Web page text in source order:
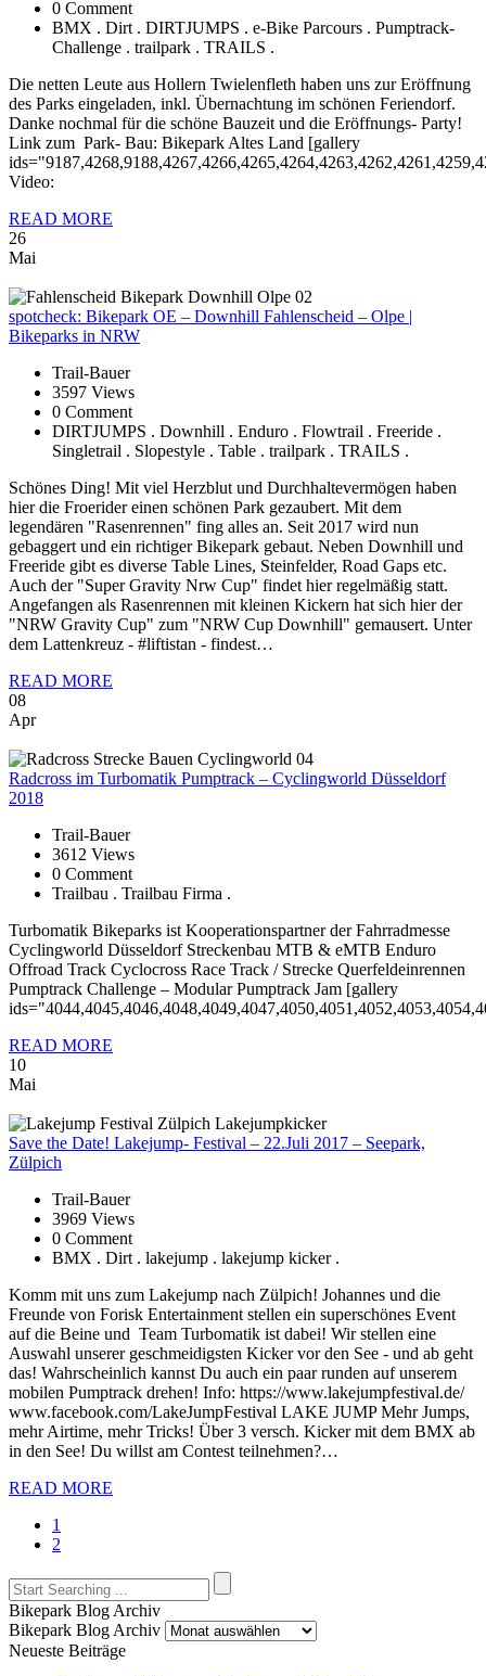
0 Comment
BMX . Dirt . DIRTJUMPS . e-Bike Parcours . Pumptrack-
Challenge . trailpark . TRAILS .
Die netten Leute aus Hollern Twielenfleth haben uns zur Eröffnung
des Parks eingeladen, inkl. Übernachtung im schönen Feriendorf.
Danke nochmal für die schöne Bauzeit und die Eröffnungs- Party!
Link zum Park- Bau: Bikepark Altes Land [gallery
Video:
READ MORE
26
Mai
spotcheck: Bikepark OE – Downhill Fahlenscheid – Olpe |
Bikeparks in NRW
Trail-Bauer
3597 Views
0 Comment
DIRTJUMPS . Downhill . Enduro . Flowtrail . Freeride .
Singletrail . Slopestyle . Table . trailpark . TRAILS .
Schönes Ding! Mit viel Herzblut und Durchhaltevermögen haben
hier die Froerider einen schönen Park gezaubert. Mit dem
legendären "Rasenrennen" fing alles an. Seit 2017 wird nun
gebaggert und ein richtiger Bikepark gebaut. Neben Downhill und
Freeride gibt es diverse Table Lines, Steinfelder, Road Gaps etc.
Auch der "Super Gravity Nrw Cup" findet hier regelmäßig statt.
Angefangen als Rasenrennen mit kleinen Kickern hat sich hier der
"NRW Gravity Cup" zum "NRW Cup Downhill" gemausert. Unter
dem Lattenkreuz - #liftistan - findest…
READ MORE
08
Apr
Radcross im Turbomatik Pumptrack – Cyclingworld Düsseldorf
2018
Trail-Bauer
3612 Views
0 Comment
Trailbau . Trailbau Firma .
Turbomatik Bikeparks ist Kooperationspartner der Fahrradmesse
Cyclingworld Düsseldorf Streckenbau MTB & eMTB Enduro
Offroad Track Cyclocross Race Track / Strecke Querfeldeinrennen
Pumptrack Challenge – Modular Pumptrack Jam [gallery
READ MORE
10
Mai
Save the Date! Lakejump- Festival – 22.Juli 2017 – Seepark,
Zülpich
Trail-Bauer
3969 Views
0 Comment
BMX . Dirt . lakejump . lakejump kicker .
Komm mit uns zum Lakejump nach Zülpich! Johannes und die
Freunde von Forisk Entertainment stellen ein superschönes Event
auf die Beine und Team Turbomatik ist dabei! Wir stellen eine
Auswahl unserer geschmeidigsten Kicker vor den See - und ab geht
das! Wahrscheinlich kannst Du auch ein paar runden auf unserem
mobilen Pumptrack drehen! Info: https://www.lakejumpfestival.de/
www.facebook.com/LakeJumpFestival LAKE JUMP Mehr Jumps,
mehr Airtime, mehr Tricks! Über 3 versch. Kicker mit dem BMX ab
in den See! Du willst am Contest teilnehmen?…
READ MORE
1
2
Bikepark Blog Archiv
Bikepark Blog Archiv
Neueste Beiträge